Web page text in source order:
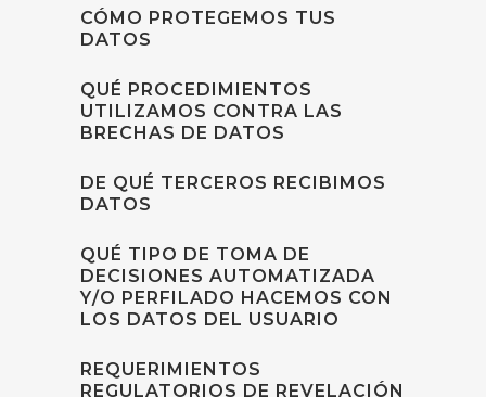
CÓMO PROTEGEMOS TUS
DATOS
QUÉ PROCEDIMIENTOS
UTILIZAMOS CONTRA LAS
BRECHAS DE DATOS
DE QUÉ TERCEROS RECIBIMOS
DATOS
QUÉ TIPO DE TOMA DE
DECISIONES AUTOMATIZADA
Y/O PERFILADO HACEMOS CON
LOS DATOS DEL USUARIO
REQUERIMIENTOS
REGULATORIOS DE REVELACIÓN